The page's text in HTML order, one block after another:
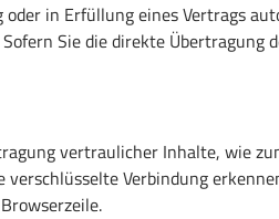
in Erfüllung eines Vertrags
Sie die direkte
vertraulicher Inhalte, wie
Verbindung